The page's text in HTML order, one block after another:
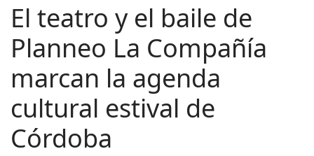
El teatro y el baile de
Planneo La Compañía
marcan la agenda
cultural estival de
Córdoba